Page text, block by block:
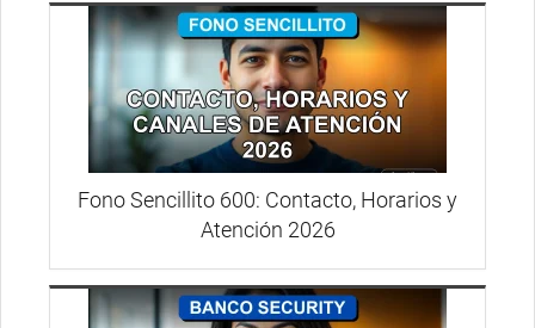
Fono Sencillito 600: Contacto, Horarios y
Atención 2026